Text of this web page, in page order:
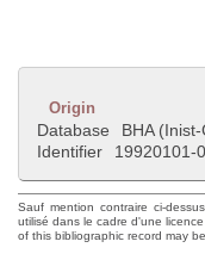
Origin
Database
BHA
Identifier
19920101-
Sauf mention contraire ci-
utilisé dans le cadre d'une
of this bibliographic record may